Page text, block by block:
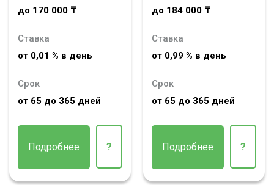
до 170 000 ₸
Ставка
от 0,01 % в день
Срок
от 65 до 365 дней
Подробнее ?
до 184 000 ₸
Ставка
от 0,99 % в день
Срок
от 65 до 365 дней
Подробнее ?